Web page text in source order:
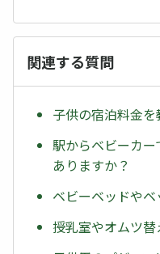
関連する質問
子供の宿泊料金を
駅からベビーカ
ありますか？
ベビーベッドや
授乳室やオムツ替